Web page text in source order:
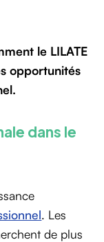
le LILATE
opportunités
dans le
. Les
de plus